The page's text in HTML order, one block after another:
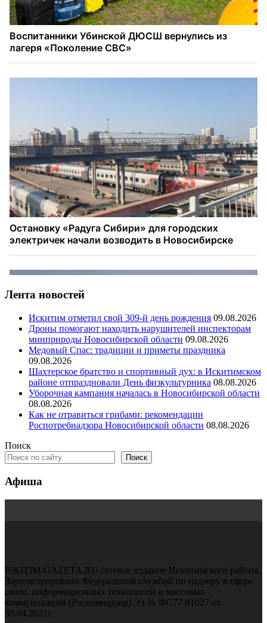
Лента новостей
Искитим отметил свой 309-й день рождения 09.08.2026
Дроны помогают находить нарушителей инспекторам
минприроды Новосибирской области 09.08.2026
Медовый Спас: традиции и приметы праздника
09.08.2026
Шахтерское братство и спортивный дух: в Искитимском
районе отпраздновали День физкультурника 08.08.2026
Уборочная кампания началась в Новосибирской области
08.08.2026
Как не отравиться грибами: рекомендации
Роспотребнадзора Новосибирской области 08.08.2026
Поиск
Поиск
Афиша
ISKITIM-GAZETA.RU сетевое издание Искитимского района.
Зарегистрировано Федеральной службой по надзору в сфере
связи, информационных технологий и массовых
коммуникаций (Роскомнадзор) Эл № ФС77-81027 от
30.04.2021г.